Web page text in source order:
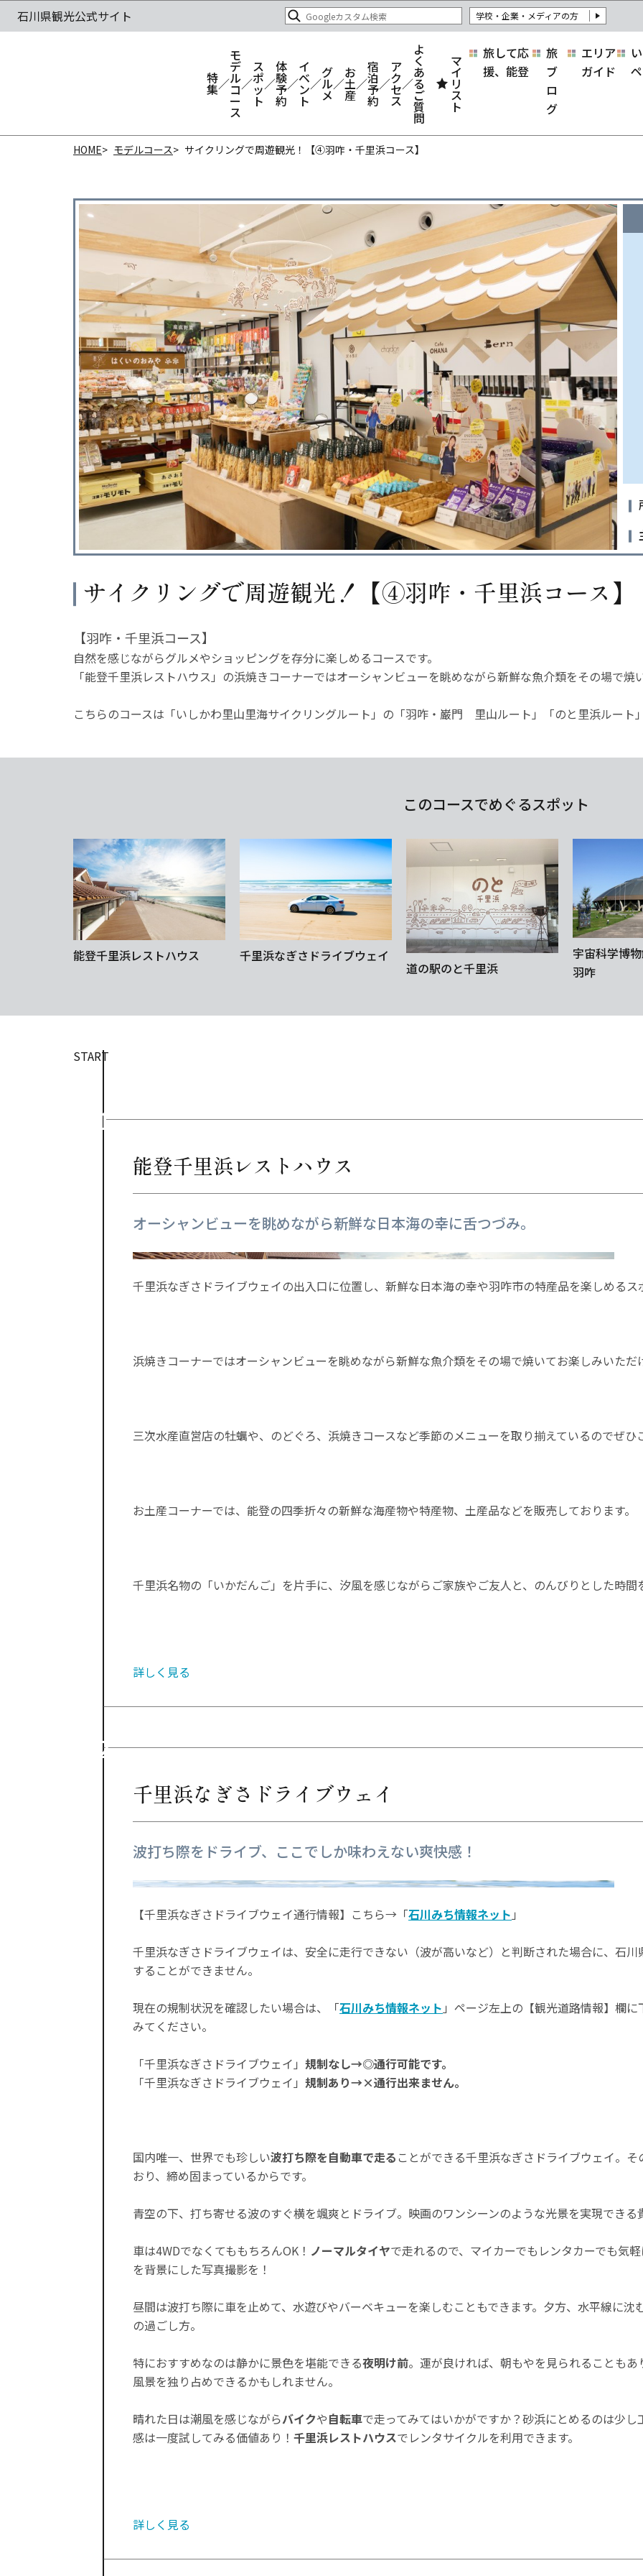
学校・企業・メディアの方
特
集
モ
デ
ル
コ
ー
ス
ス
ポ
ッ
ト
体
験
予
約
イ
ベ
ン
ト
グ
ル
メ
お
土
産
宿
泊
予
約
ア
ク
セ
ス
よ
く
あ
る
ご
質
問
マ
イ
リ
ス
ト
旅して応
援、能登
旅
ブ
ロ
グ
エリア
ガイド
HOME モデルコース サイクリングで周遊観光！【④羽咋・千里浜コース】
サイクリングで周遊観光！【④羽咋・千里浜コース】
【羽咋・千里浜コース】
自然を感じながらグルメやショッピングを存分に楽しめるコースです。
「能登千里浜レストハウス」の浜焼きコーナーではオーシャンビューを眺めながら新鮮な魚介類をその場で焼
こちらのコースは「いしかわ里山里海サイクリングルート」の「羽咋・巌門 里山ルート」「のと里浜ルート
このコースでめぐるスポット
能登千里浜レストハウス 千里浜なぎさドライブウェイ
道の駅のと千里浜
宇宙科学博
羽咋
START
能登千里浜レストハウス
オーシャンビューを眺めながら新鮮な日本海の幸に舌つづみ。
千里浜なぎさドライブウェイの出入口に位置し、新鮮な日本海の幸や羽咋市の特産品を楽しめるス
浜焼きコーナーではオーシャンビューを眺めながら新鮮な魚介類をその場で焼いてお楽しみいただ
三次水産直営店の牡蠣や、のどぐろ、浜焼きコースなど季節のメニューを取り揃えているのでぜひ
お土産コーナーでは、能登の四季折々の新鮮な海産物や特産物、土産品などを販売しております。
千里浜名物の「いかだんご」を片手に、汐風を感じながらご家族やご友人と、のんびりとした時間
詳しく見る
千里浜なぎさドライブウェイ
波打ち際をドライブ、ここでしか味わえない爽快感！
【千里浜なぎさドライブウェイ通行情報】こちら→「石川みち情報ネット 」
千里浜なぎさドライブウェイは、安全に走行できない（波が高いなど）と判断された場合に、石
することができません。
現在の規制状況を確認したい場合は、「石川みち情報ネット 」ページ左上の【観光道路情報】欄
みてください。
「千里浜なぎさドライブウェイ」 規制なし→◎通行可能です。
「千里浜なぎさドライブウェイ」 規制あり→×通行出来ません。
国内唯一、世界でも珍しい波打ち際を自動車で走る ことができる千里浜なぎさドライブウェイ。
おり、締め固まっているからです。
青空の下、打ち寄せる波のすぐ横を颯爽とドライブ。映画のワンシーンのような光景を実現できる
車は4WDでなくてももちろんOK！ ノーマルタイヤで走れるので、マイカーでもレンタカーでも気
を背景にした写真撮影を！
昼間は波打ち際に車を止めて、水遊びやバーベキューを楽しむこともできます。夕方、水平線に
の過ごし方。
特におすすめなのは静かに景色を堪能できる夜明け前。運が良ければ、朝もやを見られることも
風景を独り占めできるかもしれません。
晴れた日は潮風を感じながらバイクや自転車で走ってみてはいかがですか？砂浜にとめるのは少
感は一度試してみる価値あり！ 千里浜レストハウスでレンタサイクルを利用できます。
詳しく見る